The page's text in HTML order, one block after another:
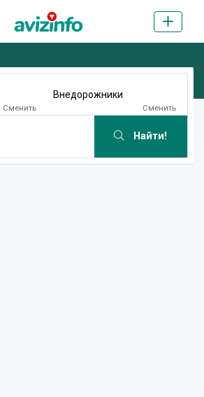
Сменить
Внедорожники
Сменить
Найти!